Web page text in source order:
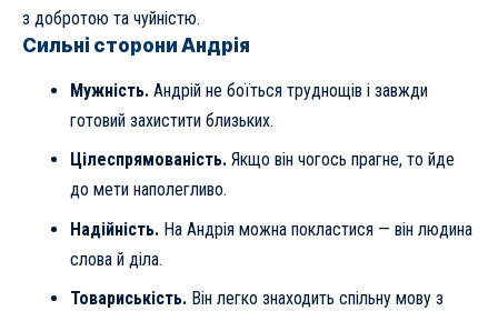
з добротою та чуйністю.
Сильні сторони Андрія
Мужність.Андрій не боїться труднощів і завжди
готовий захистити близьких.
Цілеспрямованість.Якщо він чогось прагне, то йде
до мети наполегливо.
Надійність.На Андрія можна покластися — він людина
слова й діла.
Товариськість.Він легко знаходить спільну мову з